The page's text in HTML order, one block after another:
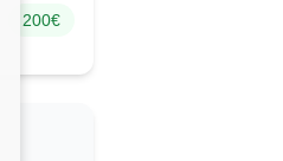
senza accettare
200€